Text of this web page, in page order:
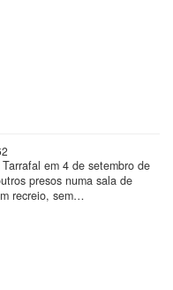
em 4 de setembro de
presos numa sala de
recreio, sem…